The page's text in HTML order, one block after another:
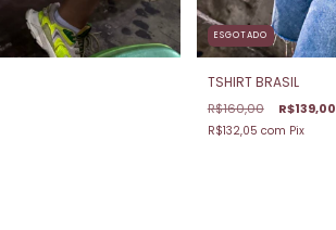
ESGOTADO
TSHIRT BRASIL
R$160,00 R$139,00
R$132,05 com Pix